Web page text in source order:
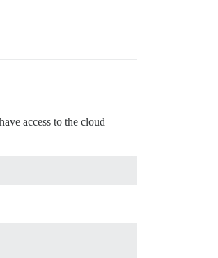
access to the cloud